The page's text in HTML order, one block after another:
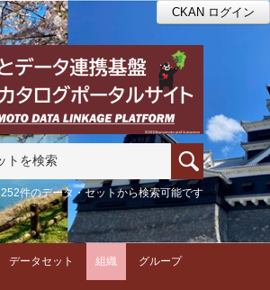
CKAN ログイン
252件のデータ・セットから検索可能です
データセット 組織 グループ